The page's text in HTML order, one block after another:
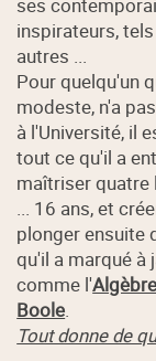
inspirateurs,
autres ...
Pour quelqu'un
modeste, n'a
à l'Université, il
tout ce qu'il a
maîtriser quatre
... 16 ans, et
plonger ensuite
qu'il a marqué à
comme l'
Boole.
Tout donne de